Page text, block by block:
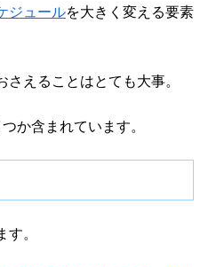
ジュールを大きく変える要素
さえることはとても大事。
か含まれています。
す。